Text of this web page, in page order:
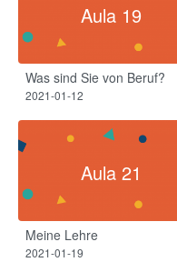
Aula 19
Was sind Sie von Beruf?
2021-01-12
Aula 21
Meine Lehre
2021-01-19